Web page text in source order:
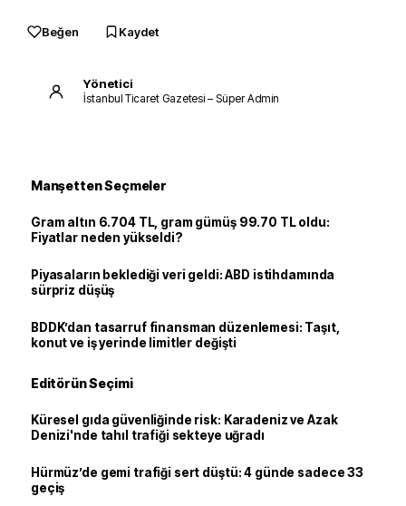
Beğen Kaydet
Yönetici
İstanbul Ticaret Gazetesi – Süper Admin
Manşetten Seçmeler
Gram altın 6.704 TL, gram gümüş 99.70 TL oldu:
Fiyatlar neden yükseldi?
Piyasaların beklediği veri geldi: ABD istihdamında
sürpriz düşüş
BDDK’dan tasarruf finansman düzenlemesi: Taşıt,
konut ve iş yerinde limitler değişti
Editörün Seçimi
Küresel gıda güvenliğinde risk: Karadeniz ve Azak
Denizi'nde tahıl trafiği sekteye uğradı
Hürmüz’de gemi trafiği sert düştü: 4 günde sadece 33
geçiş